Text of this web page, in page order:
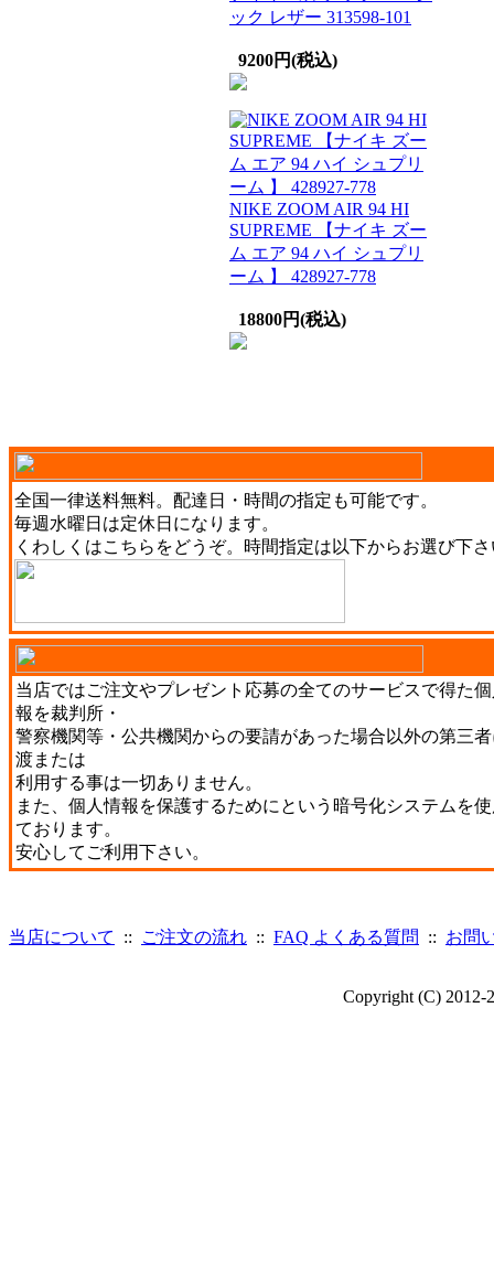
ック レザー 313598-101
9200円(税込)
NIKE ZOOM AIR 94 HI
SUPREME 【ナイキ ズー
ム エア 94 ハイ シュプリ
ーム 】 428927-778
18800円(税込)
全国一律送料無料。配達日・時間の指定も可能です。
毎週水曜日は定休日になります。
くわしくはこちら をどうぞ。時間指定は以下からお選び下
当店ではご注文やプレゼント応募の全てのサービスで得た
報を裁判所・
警察機関等・公共機関からの要請があった場合以外の第三
渡または
利用する事は一切ありません。
また、個人情報を保護するためにという暗号化システムを
ております。
安心してご利用下さい。
当店について :: ご注文の流れ :: FAQ よくある質問 :: お問
Copyright (C) 2012-